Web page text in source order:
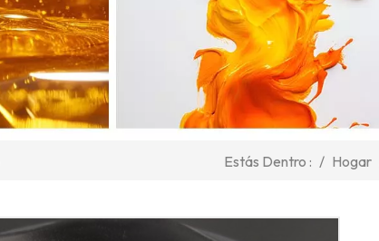
Estás Dentro : / Hogar